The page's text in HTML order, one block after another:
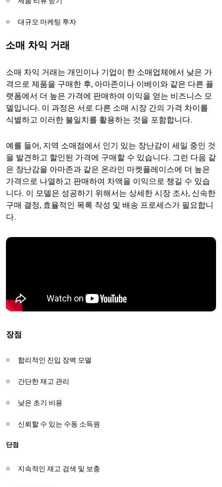
대규모 마케팅 투자
소매 차익 거래
소매 차익 거래는 개인이나 기업이 한 소매업체에서 낮은 가
격으로 제품을 구매한 후, 아마존이나 이베이와 같은 다른 플
랫폼에서 더 높은 가격에 판매하여 이익을 얻는 비즈니스 모
델입니다. 이 과정은 서로 다른 소매 시장 간의 가격 차이를
식별하고 이러한 불일치를 활용하는 것을 포함합니다.
예를 들어, 지역 소매점에서 인기 있는 장난감이 세일 중인 것
을 발견하고 할인된 가격에 구매할 수 있습니다. 그런 다음 같
은 장난감을 아마존과 같은 온라인 마켓플레이스에 더 높은
가격으로 나열하고 판매하여 차액을 이익으로 챙길 수 있습
니다. 이 모델은 성공하기 위해서는 상세한 시장 조사, 신속한
구매 결정, 효율적인 목록 작성 및 배송 프로세스가 필요합니
다.
장점
합리적인 진입 장벽 모델
간단한 재고 관리
낮은 초기 비용
신뢰할 수 있는 수동 소득원
단점
지속적인 재고 검색 및 보충